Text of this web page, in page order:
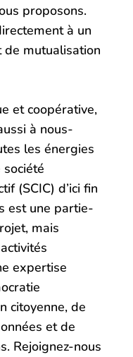
proposons.
à un
mutualisation
et coopérative,
à nous-
les énergies
(SCIC) d’ici fin
est une partie-
mais
expertise
citoyenne, de
et de
Rejoignez-nous